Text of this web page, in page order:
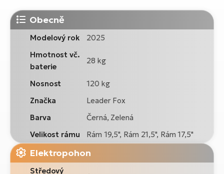
Obecně
Modelový rok
2025
Hmotnost vč.
baterie
28 kg
Nosnost
120 kg
Značka
Leader Fox
Barva
Černá, Zelená
Velikost rámu
Rám 19,5", Rám 21,5", Rám 17,5"
Elektropohon
Středový